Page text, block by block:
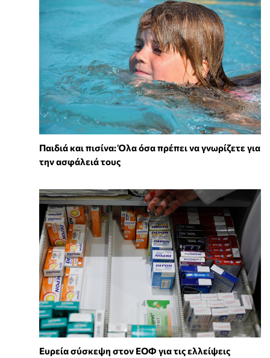
Παιδιά και πισίνα: Όλα όσα πρέπει να γνωρίζετε για
την ασφάλειά τους
Ευρεία σύσκεψη στον ΕΟΦ για τις ελλείψεις